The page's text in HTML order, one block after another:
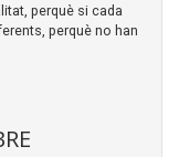
perquè si cada
perquè no han